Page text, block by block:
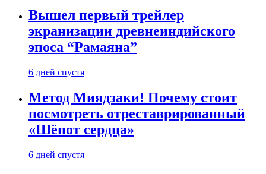
Вышел первый трейлер
экранизации древнеиндийского
эпоса “Рамаяна”
6 дней спустя
Метод Миядзаки! Почему стоит
посмотреть отреставрированный
«Шёпот сердца»
6 дней спустя